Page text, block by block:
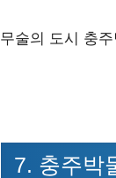
무술의 도시 충
7. 충주박